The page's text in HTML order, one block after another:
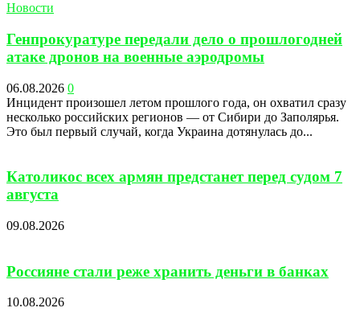
Новости
Генпрокуратуре передали дело о прошлогодней
атаке дронов на военные аэродромы
06.08.2026 0
Инцидент произошел летом прошлого года, он охватил сразу
несколько российских регионов — от Сибири до Заполярья.
Это был первый случай, когда Украина дотянулась до...
Католикос всех армян предстанет перед судом 7
августа
09.08.2026
Россияне стали реже хранить деньги в банках
10.08.2026